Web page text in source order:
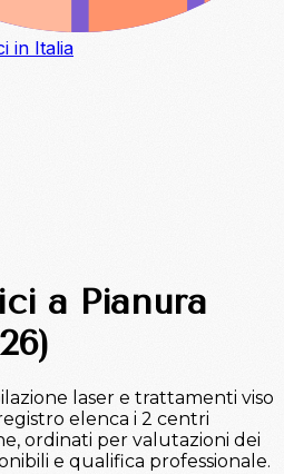
in Italia
a Pianura
laser e trattamenti viso
elenca i 2 centri
ordinati per valutazioni dei
e qualifica professionale.